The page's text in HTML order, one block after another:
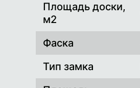
Площадь доски,
м2
Фаска
Тип замка